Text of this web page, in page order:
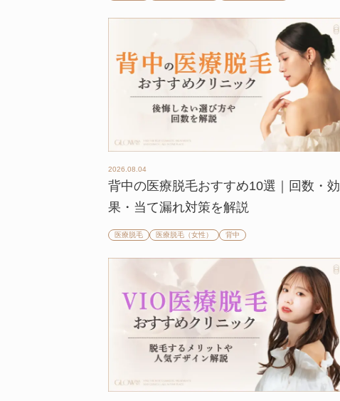
2026.08.04
背中の医療脱毛おすすめ10選｜回数・効
果・当て漏れ対策を解説
医療脱毛 医療脱毛（女性） 背中